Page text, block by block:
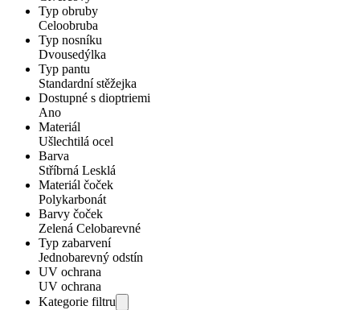
Typ obruby
Celoobruba
Typ nosníku
Dvousedýlka
Typ pantu
Standardní stěžejka
Dostupné s dioptriemi
Ano
Materiál
Ušlechtilá ocel
Barva
Stříbrná Lesklá
Materiál čoček
Polykarbonát
Barvy čoček
Zelená Celobarevné
Typ zabarvení
Jednobarevný odstín
UV ochrana
UV ochrana
Kategorie filtru